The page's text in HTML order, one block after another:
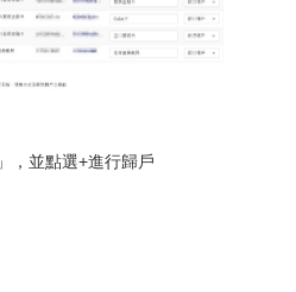
，並點選+進行歸戶